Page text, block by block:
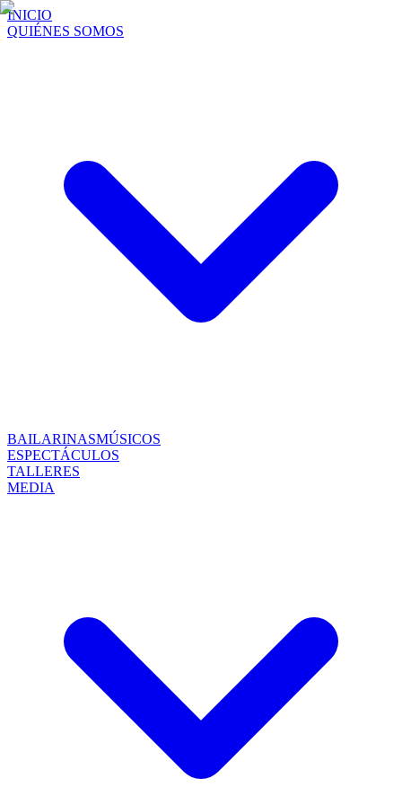
INICIO
QUIÉNES SOMOS
BAILARINASMÚSICOS
ESPECTÁCULOS
TALLERES
MEDIA